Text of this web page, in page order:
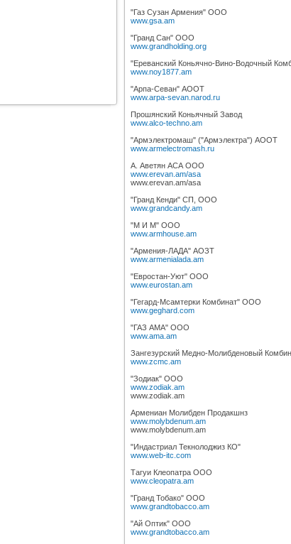
"Газ Сузан Армения" ООО
www.gsa.am
"Гранд Сан" ООО
www.grandholding.org
"Ереванский Коньячно-Вино-Водочный
www.noy1877.am
"Арпа-Севан" АООТ
www.arpa-sevan.narod.ru
Прошянский Коньячный Завод
www.alco-techno.am
"Армэлектромаш" ("Армэлектра") АООТ
www.armelectromash.ru
А. Аветян АСА ООО
www.erevan.am/asa
www.erevan.am/asa
"Гранд Кенди" СП, ООО
www.grandcandy.am
"М И М" ООО
www.armhouse.am
"Армения-ЛАДА" АОЗТ
www.armenialada.am
"Евростан-Уют" ООО
www.eurostan.am
"Гегард-Мсамтерки Комбинат" ООО
www.geghard.com
"ГАЗ АМА" ООО
www.ama.am
Зангезурский Медно-Молибденовый
www.zcmc.am
"Зодиак" ООО
www.zodiak.am
www.zodiak.am
Армениан Молибден Продакшнз
www.molybdenum.am
www.molybdenum.am
"Индастриал Текнолоджиз КО"
www.web-itc.com
Тагуи Клеопатра ООО
www.cleopatra.am
"Гранд Тобако" ООО
www.grandtobacco.am
"Ай Оптик" ООО
www.grandtobacco.am